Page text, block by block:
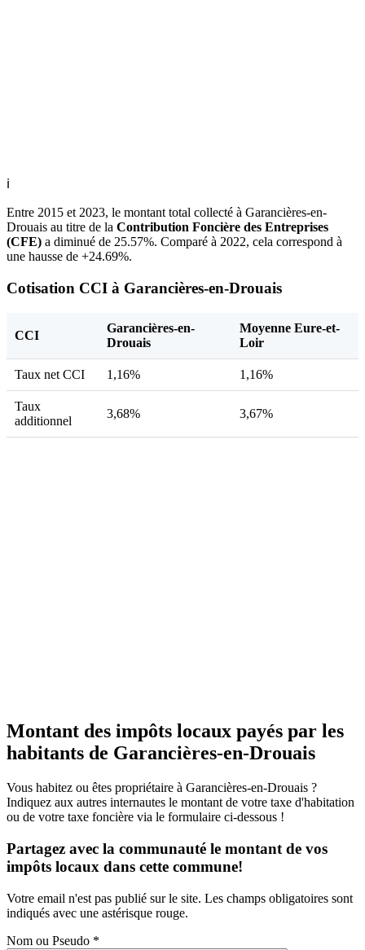
ℹ
Entre 2015 et 2023, le montant total collecté à Garancières-en-
Drouais au titre de la Contribution Foncière des Entreprises
(CFE) a diminué de 25.57%. Comparé à 2022, cela correspond à
une hausse de +24.69%.
Cotisation CCI à Garancières-en-Drouais
CCI
Garancières-en-
Drouais
Moyenne Eure-et-
Loir
Taux net CCI 1,16% 1,16%
Taux
additionnel
3,68% 3,67%
Montant des impôts locaux payés par les
habitants de Garancières-en-Drouais
Vous habitez ou êtes propriétaire à Garancières-en-Drouais ?
Indiquez aux autres internautes le montant de votre taxe d'habitation
ou de votre taxe foncière via le formulaire ci-dessous !
Partagez avec la communauté le montant de vos
impôts locaux dans cette commune!
Votre email n'est pas publié sur le site. Les champs obligatoires sont
indiqués avec une astérisque rouge.
Nom ou Pseudo *